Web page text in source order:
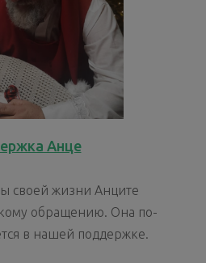
Анце
своей жизни Анците
обращению. Она по-
в нашей поддержке.